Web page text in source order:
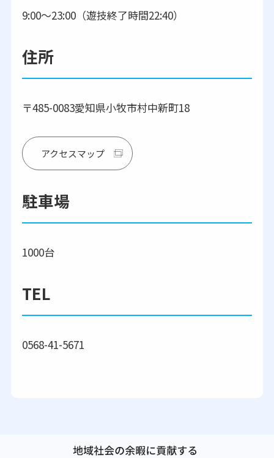
9:00～23:00（遊技終了時間22:40）
住所
〒485-0083愛知県小牧市村中新町18
アクセスマップ
駐車場
1000台
TEL
0568-41-5671